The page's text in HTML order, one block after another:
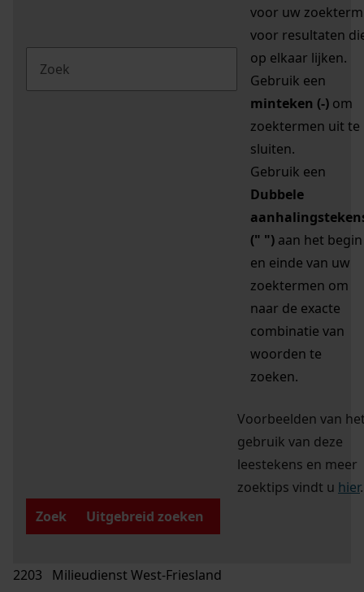
voor uw zoekterm
voor resultaten
op elkaar lijken.
Gebruik een
minteken (-) om
zoektermen uit te
sluiten.
Gebruik een
Dubbele
(" ") aan het begin
en einde van uw
zoektermen om
naar de exacte
combinatie van
woorden te
zoeken.
Voorbeelden van
gebruik van deze
leestekens en meer
zoektips vindt u hier.
Zoek
Uitgebreid zoeken
2203 Milieudienst West-Friesland